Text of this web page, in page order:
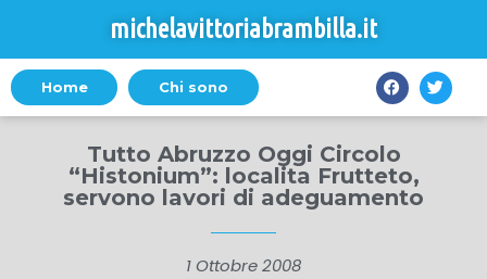
michelavittoriabrambilla.it
Home Chi sono
Tutto Abruzzo Oggi Circolo
“Histonium”: localita Frutteto,
servono lavori di adeguamento
1 Ottobre 2008